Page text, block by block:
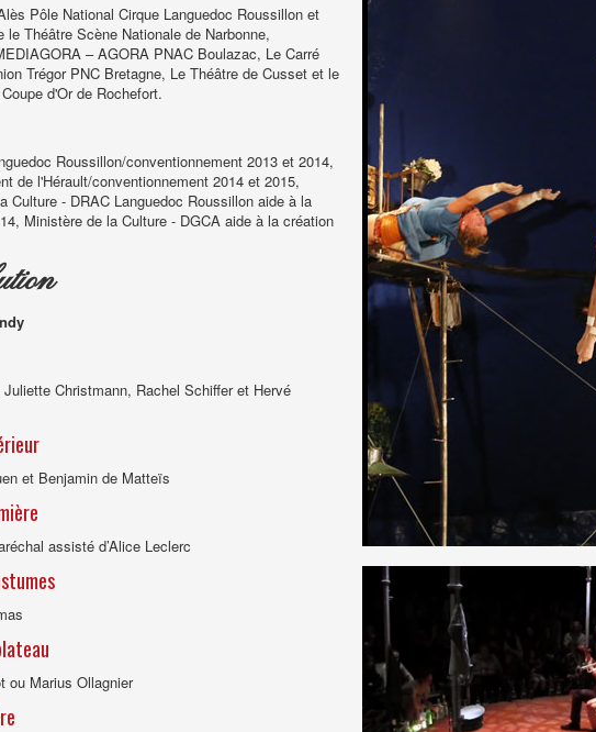
Pôle National Cirque Languedoc Roussillon et
le Théâtre Scène Nationale de Narbonne,
– AGORA PNAC Boulazac, Le Carré
Trégor PNC Bretagne, Le Théâtre de Cusset et le
d'Or de Rochefort.
Roussillon/conventionnement 2013 et 2014,
de l'Hérault/conventionnement 2014 et 2015,
Culture - DRAC Languedoc Roussillon aide à la
Ministère de la Culture - DGCA aide à la création
Christmann, Rachel Schiffer et Hervé
et Benjamin de Matteïs
assisté d’Alice Leclerc
ou Marius Ollagnier